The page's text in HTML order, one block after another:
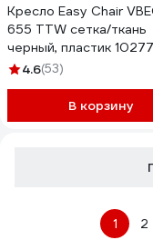
Кресло Easy Chair
655 TTW сетка/ткань
черный, пластик
4.6(53)
В корзину
1 2